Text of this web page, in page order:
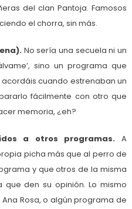
del clan Pantoja. Famosos
el chorra, sin más.
No sería una secuela ni un
sino un programa que
cuando estrenaban un
fácilmente con otro que
memoria, ¿eh?
a otros programas. A
picha más que al perro de
y que otros de la misma
den su opinión. Lo mismo
Rosa, o algún programa de